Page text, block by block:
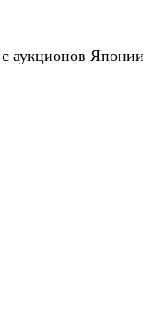
аукционов Японии